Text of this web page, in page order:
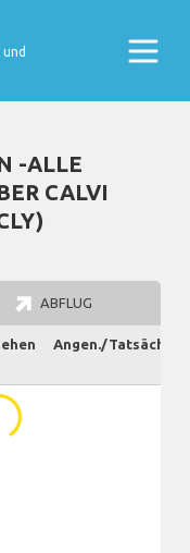
-ALLE
CALVI
ABFLUG
Angen./Tatsächlich